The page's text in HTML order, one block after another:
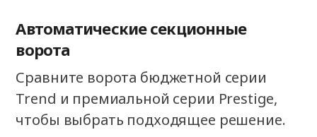
Автоматические секционные
ворота
Сравните ворота бюджетной серии
Trend и премиальной серии Prestige,
чтобы выбрать подходящее решение.